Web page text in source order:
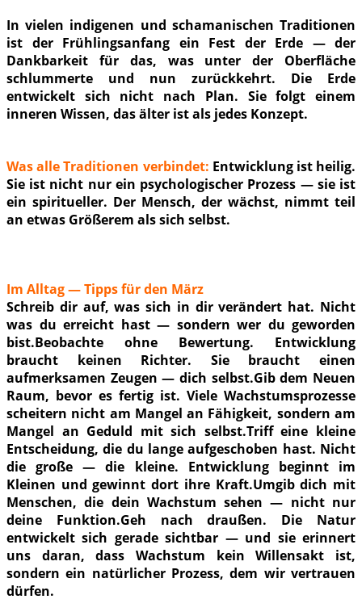
In vielen indigenen und schamanischen Traditionen
ist der Frühlingsanfang ein Fest der Erde — der
Dankbarkeit für das, was unter der Oberfläche
schlummerte und nun zurückkehrt. Die Erde
entwickelt sich nicht nach Plan. Sie folgt einem
inneren Wissen, das älter ist als jedes Konzept.
Was alle Traditionen verbindet: Entwicklung ist heilig.
Sie ist nicht nur ein psychologischer Prozess — sie ist
ein spiritueller. Der Mensch, der wächst, nimmt teil
an etwas Größerem als sich selbst.
Im Alltag — Tipps für den März
Schreib dir auf, was sich in dir verändert hat. Nicht
was du erreicht hast — sondern wer du geworden
bist.Beobachte ohne Bewertung. Entwicklung
braucht keinen Richter. Sie braucht einen
aufmerksamen Zeugen — dich selbst.Gib dem Neuen
Raum, bevor es fertig ist. Viele Wachstumsprozesse
scheitern nicht am Mangel an Fähigkeit, sondern am
Mangel an Geduld mit sich selbst.Triff eine kleine
Entscheidung, die du lange aufgeschoben hast. Nicht
die große — die kleine. Entwicklung beginnt im
Kleinen und gewinnt dort ihre Kraft.Umgib dich mit
Menschen, die dein Wachstum sehen — nicht nur
deine Funktion.Geh nach draußen. Die Natur
entwickelt sich gerade sichtbar — und sie erinnert
uns daran, dass Wachstum kein Willensakt ist,
sondern ein natürlicher Prozess, dem wir vertrauen
dürfen.